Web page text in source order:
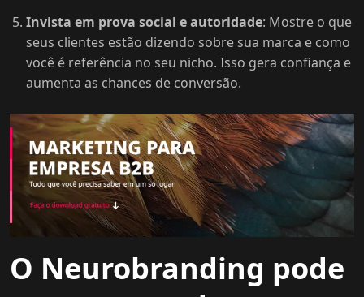
Invista em prova social e autoridade: Mostre o que
seus clientes estão dizendo sobre sua marca e como
você é referência no seu nicho. Isso gera confiança e
aumenta as chances de conversão.
O Neurobranding pode